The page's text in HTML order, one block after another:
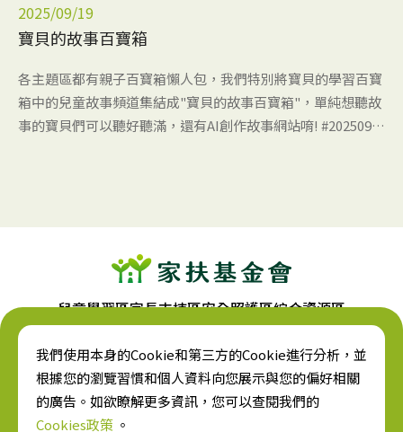
2025/09/19
寶貝的故事百寶箱
各主題區都有親子百寶箱懶人包，我們特別將寶貝的學習百寶
箱中的兒童故事頻道集結成"寶貝的故事百寶箱"，單純想聽故
事的寶貝們可以聽好聽滿，還有AI創作故事網站唷! #202509更
我們使用本身的Cookie和第三方的Cookie進行分析，並
根據您的瀏覽習慣和個人資料向您展示與您的偏好相關
的廣告。如欲瞭解更多資訊，您可以查閱我們的
Cookies政策 。
兒童學習區家長支持區安全照護區綜合資源區
台中市西區民權路228號